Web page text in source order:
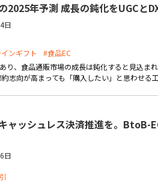
2025年予測 成長の鈍化をUGCと
日
ンギフト
#食品EC
り、食品通販市場の成長は鈍化すると見込ま
志向が高まっても「購入したい」と思わせる
ャッシュレス決済推進を。BtoB-
日